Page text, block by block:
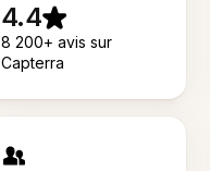
4.4
8 200+ avis sur
Capterra